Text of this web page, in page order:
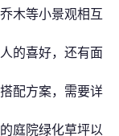
木等小景观相互
的喜好，还有面
配方案，需要详
庭院绿化草坪以